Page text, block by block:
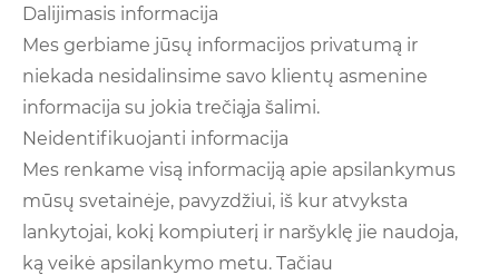
Dalijimasis informacija
Mes gerbiame jūsų informacijos privatumą ir
niekada nesidalinsime savo klientų asmenine
informacija su jokia trečiąja šalimi.
Neidentifikuojanti informacija
Mes renkame visą informaciją apie apsilankymus
mūsų svetainėje, pavyzdžiui, iš kur atvyksta
lankytojai, kokį kompiuterį ir naršyklę jie naudoja,
ką veikė apsilankymo metu. Tačiau